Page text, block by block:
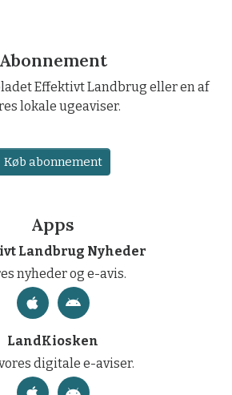
Abonnement
Effektivt Landbrug eller en af
lokale ugeaviser.
Køb abonnement
Apps
Landbrug Nyheder
nyheder og e-avis.
LandKiosken
digitale e-aviser.